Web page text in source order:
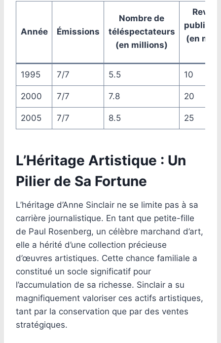
Année Émissions
Nombre de
téléspectateurs
(en millions)
(en
1995 7/7 5.5 10
2000 7/7 7.8 20
2005 7/7 8.5 25
L’Héritage Artistique : Un
Pilier de Sa Fortune
L’héritage d’Anne Sinclair ne se limite pas à sa
carrière journalistique. En tant que petite-fille
de Paul Rosenberg, un célèbre marchand d’art,
elle a hérité d’une collection précieuse
d’œuvres artistiques. Cette chance familiale a
constitué un socle significatif pour
l’accumulation de sa richesse. Sinclair a su
magnifiquement valoriser ces actifs artistiques,
tant par la conservation que par des ventes
stratégiques.